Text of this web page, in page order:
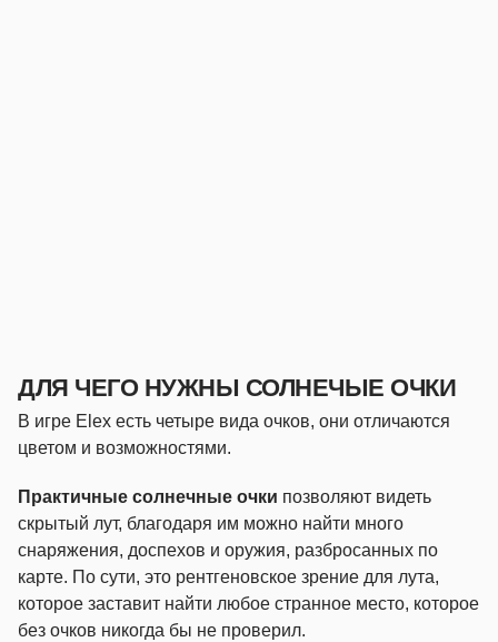
ДЛЯ ЧЕГО НУЖНЫ СОЛНЕЧЫЕ ОЧКИ
В игре Elex есть четыре вида очков, они отличаются
цветом и возможностями.
Практичные солнечные очки позволяют видеть
скрытый лут, благодаря им можно найти много
снаряжения, доспехов и оружия, разбросанных по
карте. По сути, это рентгеновское зрение для лута,
которое заставит найти любое странное место, которое
без очков никогда бы не проверил.